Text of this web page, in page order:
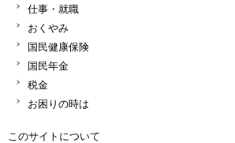
仕事・就職
おくやみ
国民健康保険
国民年金
税金
お困りの時は
このサイトについて